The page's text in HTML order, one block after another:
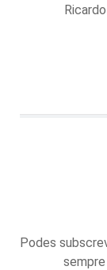
Ricardo
Podes